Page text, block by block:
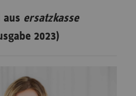
ersatzkasse
2023)